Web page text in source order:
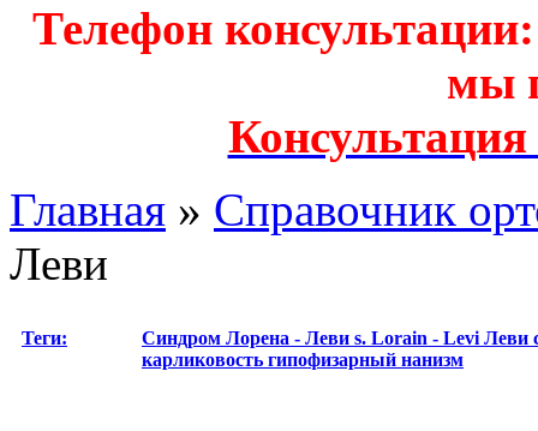
Телефон
мы
Главная » Справочник
Леви
Теги: Синдром Лорена - Леви s. Lorain - Levi Леви
карликовость гипофизарный нанизм